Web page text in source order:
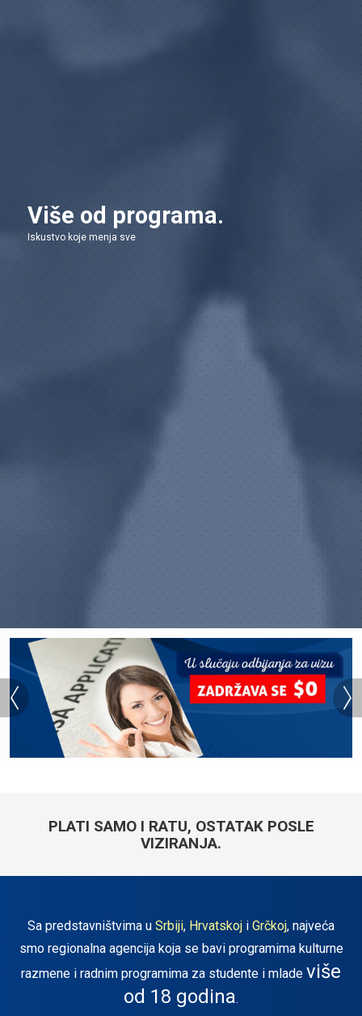
Više od programa.
Iskustvo koje menja sve
PLATI SAMO I RATU, OSTATAK POSLE
VIZIRANJA.
Sa predstavništvima u Srbiji, Hrvatskoj i Grčkoj, najveća
smo regionalna agencija koja se bavi programima kulturne
razmene i radnim programima za studente i mlade više
od 18 godina.